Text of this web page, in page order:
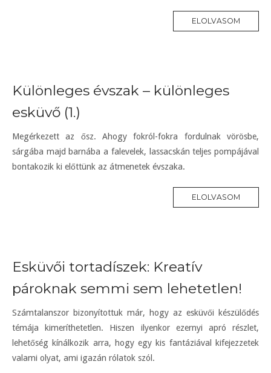
ELOLVASOM
Különleges évszak – különleges
esküvő (1.)
Megérkezett az ősz. Ahogy fokról-fokra fordulnak vörösbe,
sárgába majd barnába a falevelek, lassacskán teljes pompájával
bontakozik ki előttünk az átmenetek évszaka.
ELOLVASOM
Esküvői tortadíszek: Kreatív
pároknak semmi sem lehetetlen!
Számtalanszor bizonyítottuk már, hogy az esküvői készülődés
témája kimeríthetetlen. Hiszen ilyenkor ezernyi apró részlet,
lehetőség kínálkozik arra, hogy egy kis fantáziával kifejezzetek
valami olyat, ami igazán rólatok szól.